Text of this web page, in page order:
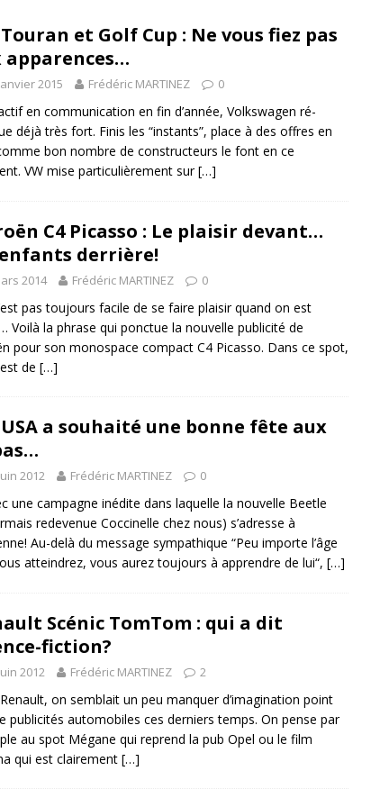
Honda dévoile un spot publicitaire… confiné!
ACTUS
Touran et Golf Cup : Ne vous fiez pas
apparences…
2015 Frédéric MARTINEZ 0
en communication en fin d’année, Volkswagen ré-
déjà très fort. Finis les “instants”, place à des offres en
bon nombre de constructeurs le font en ce
VW mise particulièrement sur[…]
C4 Picasso : Le plaisir devant…
derrière!
2014 Frédéric MARTINEZ 0
pas toujours facile de se faire plaisir quand on est
Voilà la phrase qui ponctue la nouvelle publicité de
pour son monospace compact C4 Picasso. Dans ce spot,
de […]
USA a souhaité une bonne fête aux
2012 Frédéric MARTINEZ 0
une campagne inédite dans laquelle la nouvelle Beetle
redevenue Coccinelle chez nous) s’adresse à
Au-delà du message sympathique “Peu importe l’âge
atteindrez, vous aurez toujours à apprendre de lui“, […]
Scénic TomTom : qui a dit
fiction?
2012 Frédéric MARTINEZ 2
on semblait un peu manquer d’imagination point
publicités automobiles ces derniers temps. On pense par
au spot Mégane qui reprend la pub Opel ou le film
qui est clairement […]